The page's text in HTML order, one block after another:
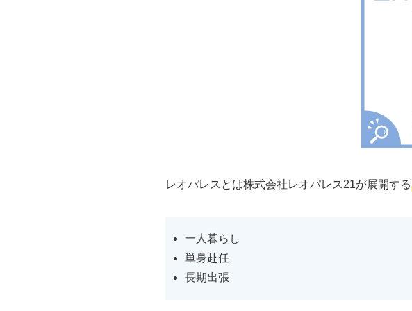
レオパレスとは株式会社レオパレス21が展開する
一人暮らし
単身赴任
長期出張